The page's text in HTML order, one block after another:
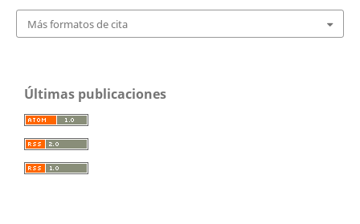
Más formatos de cita
Últimas publicaciones